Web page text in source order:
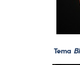
Tema